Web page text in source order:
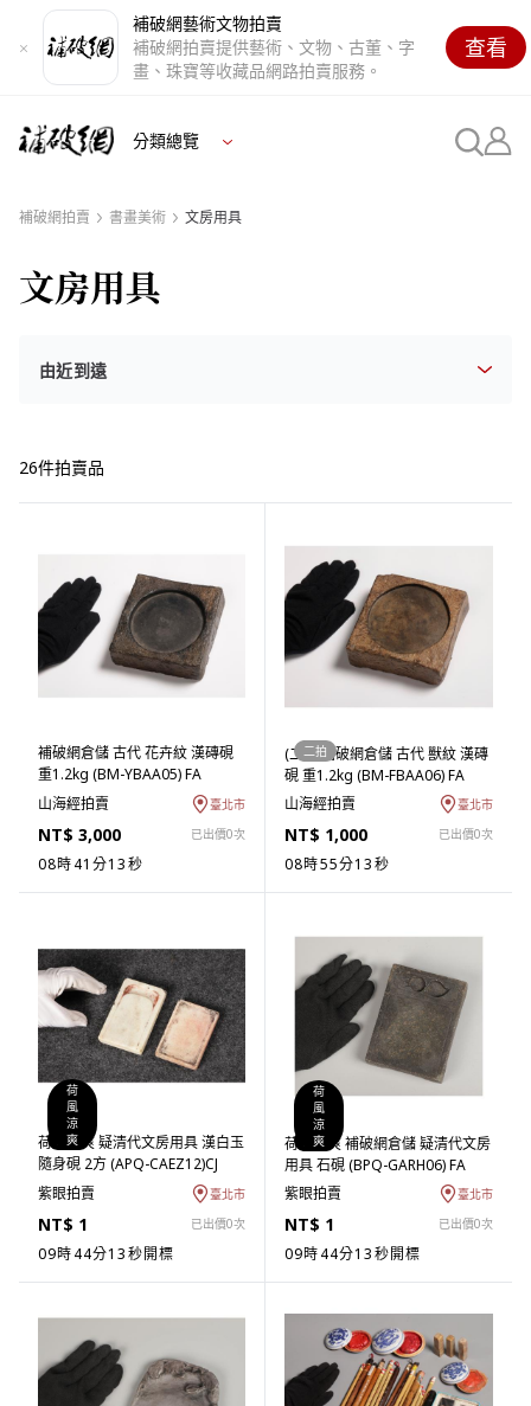
補破網藝術文物拍賣
補破網拍賣提供藝術、文物、古董、字
畫、珠寶等收藏品網路拍賣服務。
查看
分類總覽
補破網拍賣 書畫美術 文房用具
文房用具
26件拍賣品
補破網倉儲 古代 花卉紋 漢磚硯
重1.2kg (BM-YBAA05) FA
山海經拍賣
臺北市
NT$ 3,000 已出價0次
08時41分13秒
二拍
(二拍)補破網倉儲 古代 獸紋 漢磚
硯 重1.2kg (BM-FBAA06) FA
山海經拍賣
臺北市
NT$ 1,000 已出價0次
08時55分12秒
預熱
荷
風
涼
爽
荷風涼爽 疑清代文房用具 漢白玉
隨身硯 2方 (APQ-CAEZ12)CJ
紫眼拍賣
臺北市
NT$ 1 已出價0次
09時44分12秒開標
預熱
荷
風
涼
爽
荷風涼爽 補破網倉儲 疑清代文房
用具 石硯 (BPQ-GARH06) FA
紫眼拍賣
臺北市
NT$ 1 已出價0次
09時44分12秒開標